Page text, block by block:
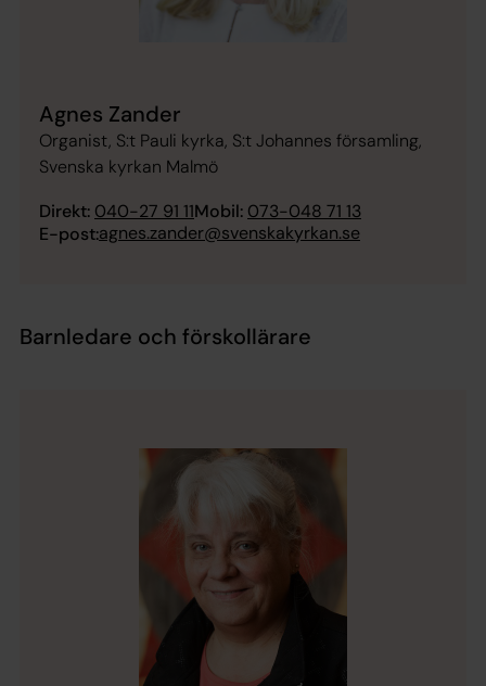
Agnes Zander
Organist, S:t Pauli kyrka, S:t Johannes församling,
Svenska kyrkan Malmö
Direkt: 040-27 91 11Mobil: 073-048 71 13
E-post:agnes.zander@svenskakyrkan.se
Barnledare och förskollärare